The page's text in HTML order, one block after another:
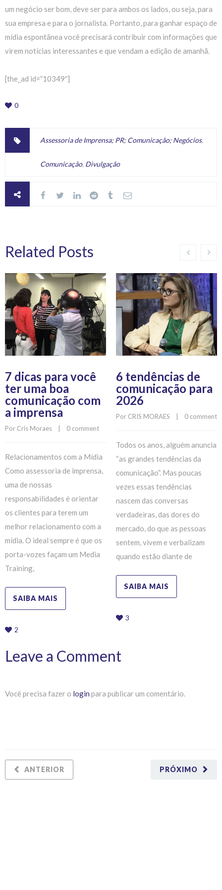
um negócio ser bom, deve ser para ambos os lados, ou seja, para
sua empresa e para o jornalista. Portanto, para ganhar espaço de
mídia espontânea você precisará contribuir com informações que
virem notícias interessantes e que vendam a edição de amanhã.
[the_ad id=”10349″]
0
Assessoria de Imprensa; PR; Comunicação; Negócios,
Comunicação, Divulgação
Related Posts
7 dicas para você
ter uma boa
comunicação com
a imprensa
Por Cris Moraes 0 comment
Relacionamentos com a Mídia
Como assessoria de imprensa,
uma de nossas
responsabilidades é orientar
os clientes para terem um
melhor relacionamento com a
mídia. O ideal sempre é que os
porta-vozes façam um Media
Training,
SAIBA MAIS
2
6 tendências de
comunicação para
2026
Por CRIS MORAES 0 comment
Todos os anos, alguém anuncia
“as grandes tendências da
comunicação”. Mas poucas
vezes essas tendências
nascem das conversas
verdadeiras, das dores do
mercado, do que as pessoas
sentem, vivem e verbalizam
quando estão diante de
SAIBA MAIS
3
Leave a Comment
Você precisa fazer o login para publicar um comentário.
PRÓXIMO
ANTERIOR